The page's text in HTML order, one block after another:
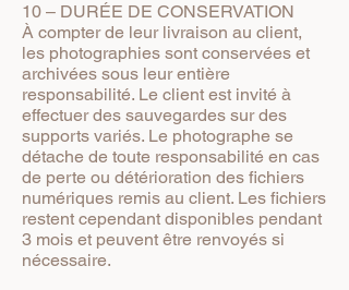
10 – DURÉE DE CONSERVATION
À compter de leur livraison au client,
les photographies sont conservées et
archivées sous leur entière
responsabilité. Le client est invité à
effectuer des sauvegardes sur des
supports variés. Le photographe se
détache de toute responsabilité en cas
de perte ou détérioration des fichiers
numériques remis au client. Les fichiers
restent cependant disponibles pendant
3 mois et peuvent être renvoyés si
nécessaire.